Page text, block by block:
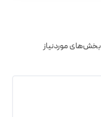
بخش‌های موردنیاز